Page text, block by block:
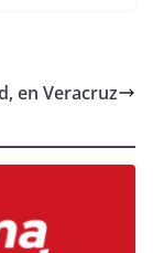
en Veracruz